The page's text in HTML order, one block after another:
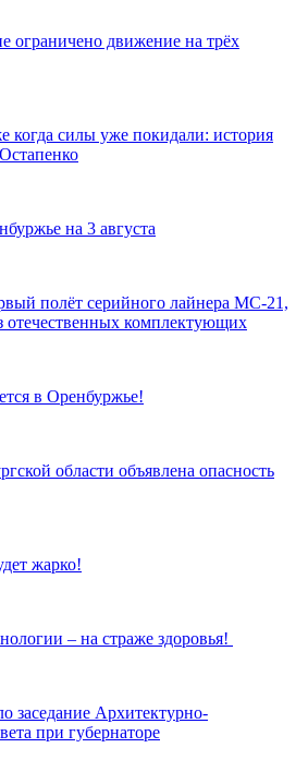
ограничено движение на трёх
когда силы уже покидали: история
на 3 августа
полёт серийного лайнера МС-21,
отечественных комплектующих
в Оренбуржье!
области объявлена опасность
жарко!
– на страже здоровья!
заседание Архитектурно-
при губернаторе